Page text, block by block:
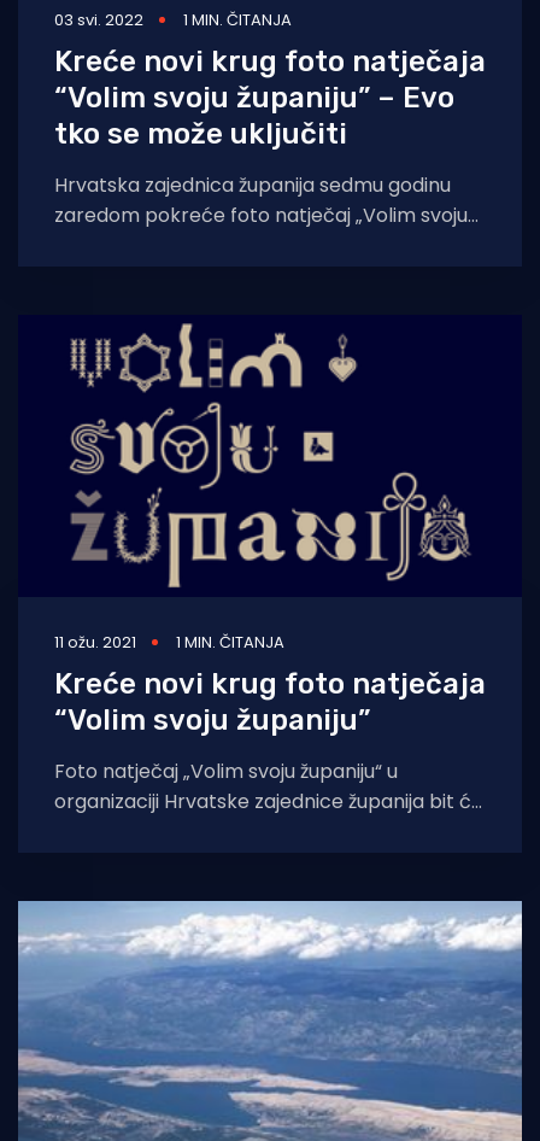
03 svi. 2022 1 MIN. ČITANJA
Kreće novi krug foto natječaja
“Volim svoju županiju” – Evo
tko se može uključiti
Hrvatska zajednica županija sedmu godinu
zaredom pokreće foto natječaj „Volim svoju
hrvatskih županija. Svi
11 ožu. 2021 1 MIN. ČITANJA
Kreće novi krug foto natječaja
“Volim svoju županiju”
Foto natječaj „Volim svoju županiju“ u
organizaciji Hrvatske zajednice županija bit će